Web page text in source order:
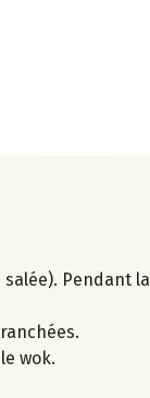
salée).
wok.